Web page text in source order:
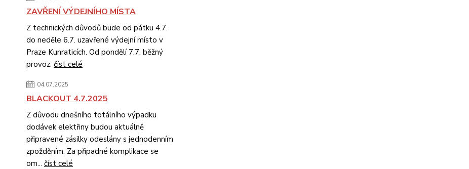
ZAVŘENÍ VÝDEJNÍHO MÍSTA
Z technických důvodů bude od pátku 4.7.
do neděle 6.7. uzavřené výdejní místo v
Praze Kunraticích. Od pondělí 7.7. běžný
provoz. číst celé
04.07.2025
BLACKOUT 4.7.2025
Z důvodu dnešního totálního výpadku
dodávek elektřiny budou aktuálně
připravené zásilky odeslány s jednodenním
zpožděním. Za případné komplikace se
om... číst celé